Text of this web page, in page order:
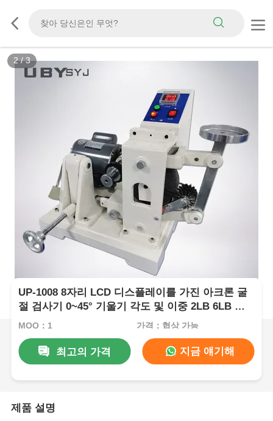
2/3
UP-1008 8자리 LCD 디스플레이를 가진 아크론 굴
절 검사기 0~45° 기울기 각도 및 이중 2LB 6LB 부
하 무게
MOQ：1 가격：협상 가능
최고의 가격 지금 얘기해
제품 설명